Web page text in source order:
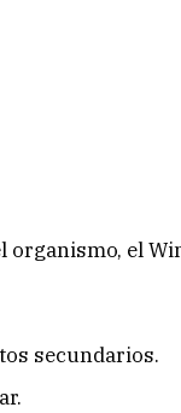
organismo, el
secundarios.